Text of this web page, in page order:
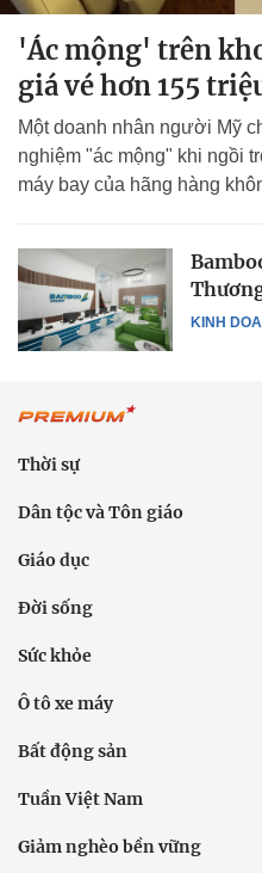
'Ác mộng' trên
giá vé hơn 155
Một doanh nhân người Mỹ
nghiệm "ác mộng" khi ngồi
máy bay của hãng hàng
KINH
Thời sự
Dân tộc và Tôn giáo
Giáo dục
Đời sống
Sức khỏe
Ô tô xe máy
Bất động sản
Tuần Việt Nam
Giảm nghèo bền vững